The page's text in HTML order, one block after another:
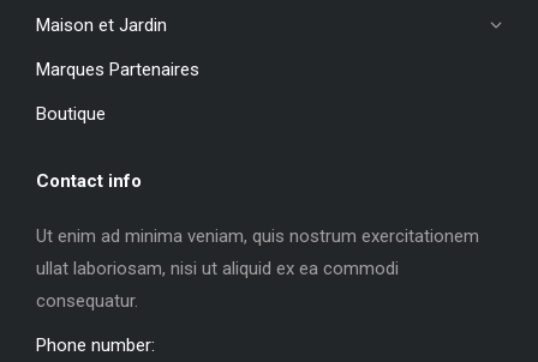
Maison et Jardin
Marques Partenaires
Boutique
Contact info
Ut enim ad minima veniam, quis nostrum exercitationem
ullat laboriosam, nisi ut aliquid ex ea commodi
consequatur.
Phone number: